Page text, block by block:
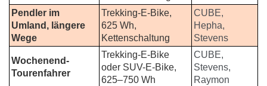
Pendler im
Umland, längere
Wege
Trekking-E-Bike,
625 Wh,
Kettenschaltung
CUBE,
Hepha,
Stevens
Wochenend-
Tourenfahrer
Trekking-E-Bike
oder SUV-E-Bike,
625–750 Wh
CUBE,
Stevens,
Raymon